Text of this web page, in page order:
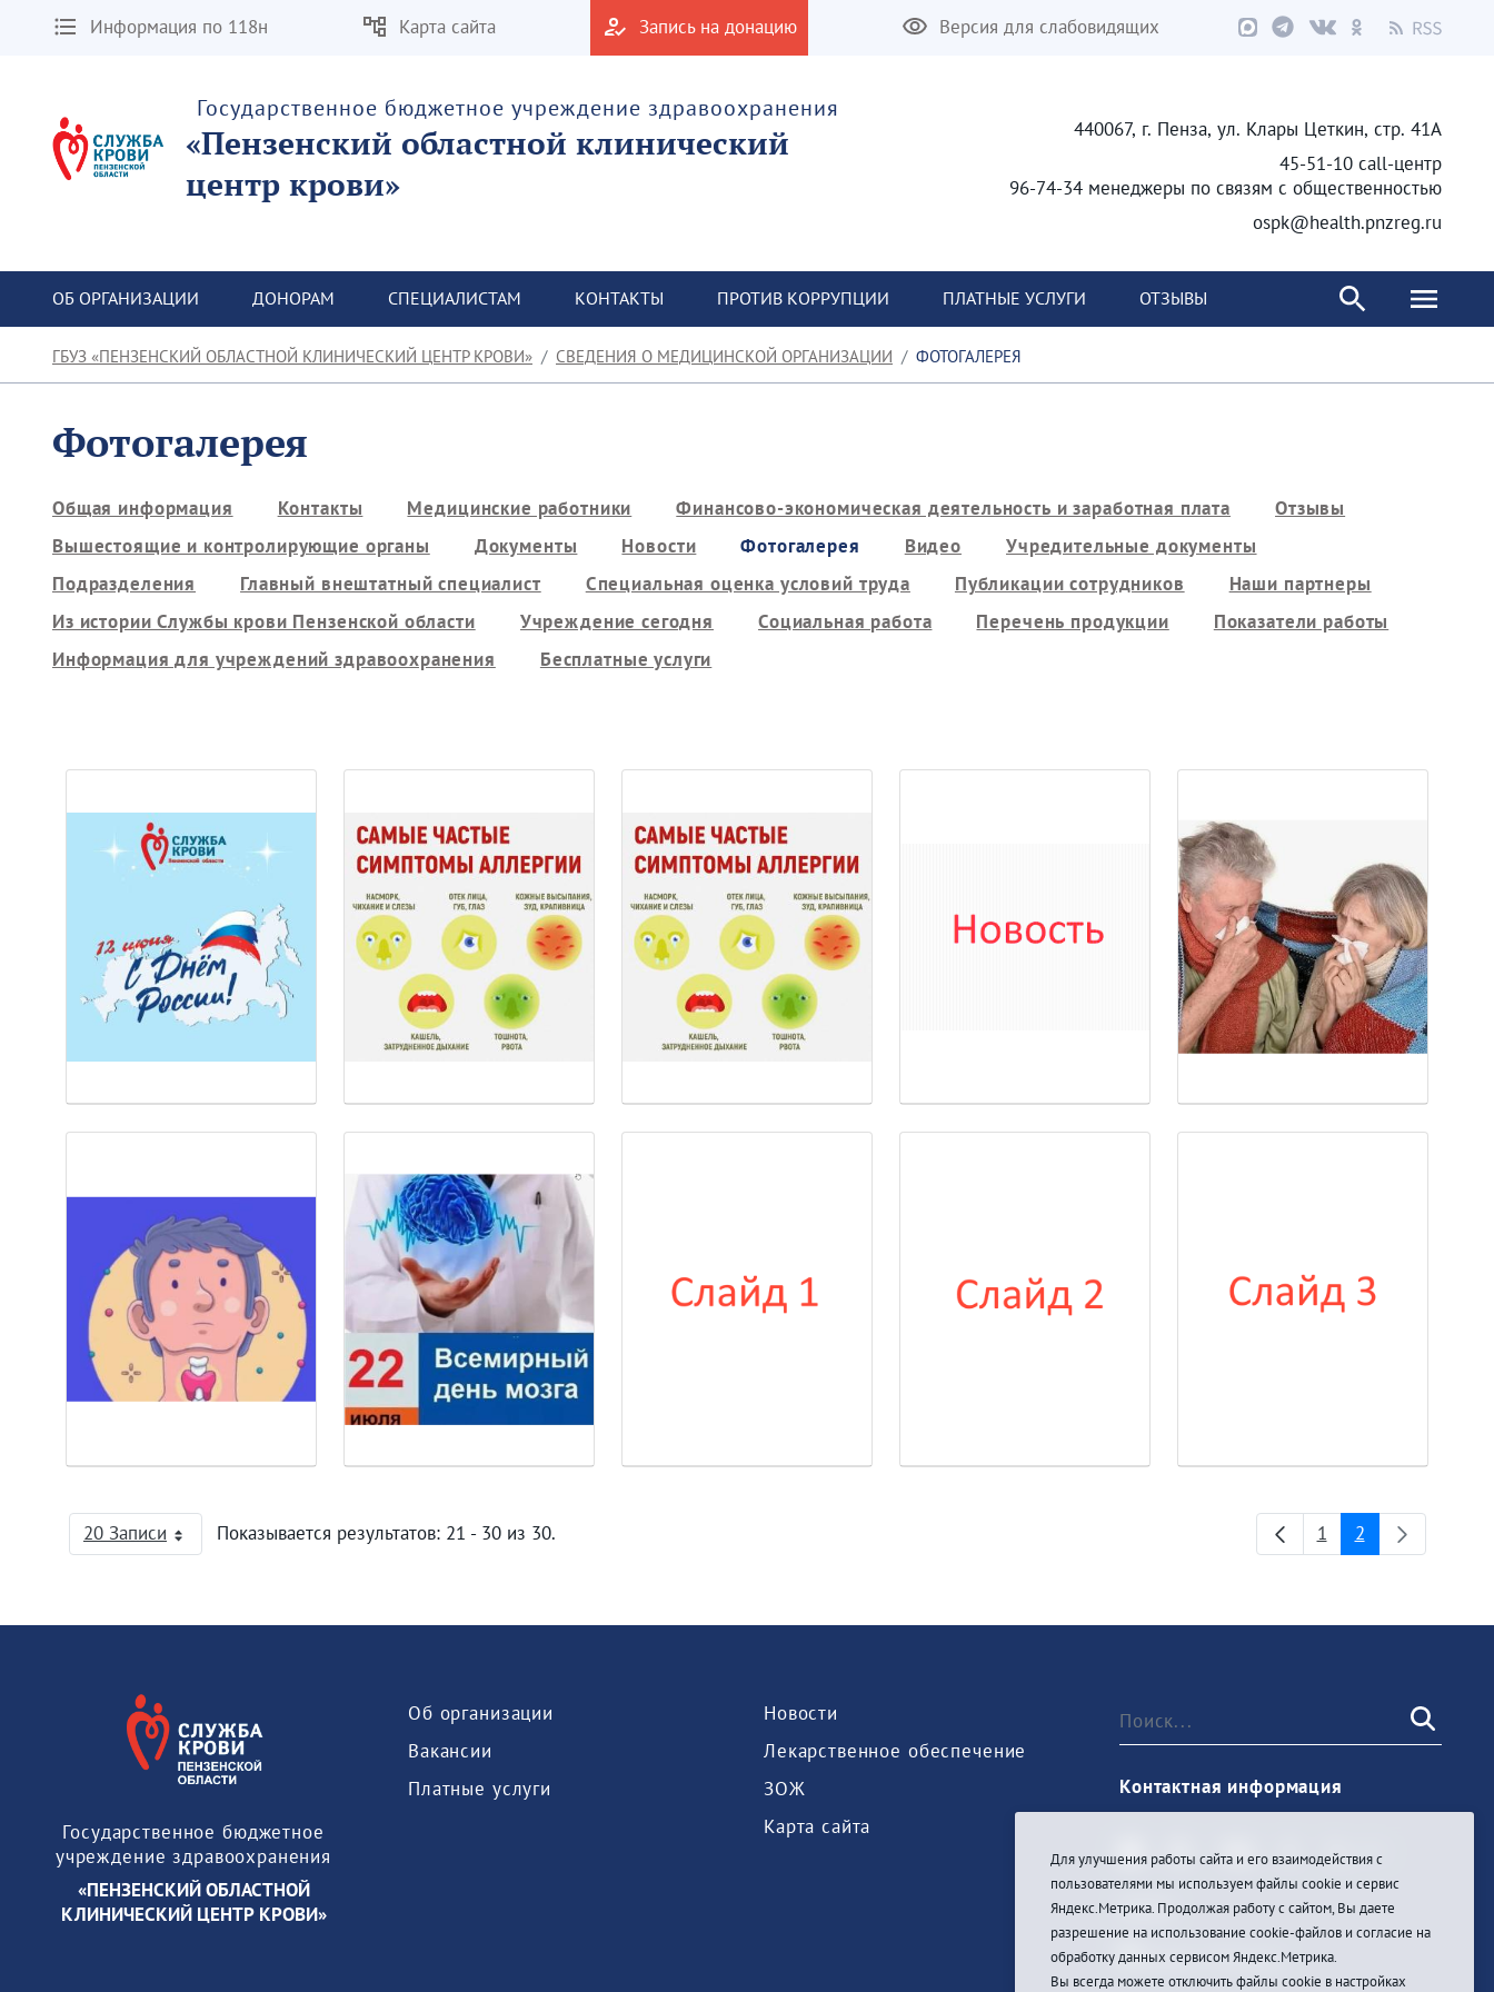
Информация по 118н Карта сайта Запись на донацию Версия для слабовидящих
Государственное бюджетное учреждение здравоохранения
«Пензенский областной клинический
центр крови»
440067, г. Пенза, ул. Клары Цеткин, стр. 41А
45-51-10 call-центр
96-74-34 менеджеры по связям с общественностью
ospk@health.pnzreg.ru
ОБ ОРГАНИЗАЦИИ ДОНОРАМ СПЕЦИАЛИСТАМ КОНТАКТЫ ПРОТИВ КОРРУПЦИИ ПЛАТНЫЕ УСЛУГИ ОТЗЫВЫ
ГБУЗ «ПЕНЗЕНСКИЙ ОБЛАСТНОЙ КЛИНИЧЕСКИЙ ЦЕНТР КРОВИ» СВЕДЕНИЯ О МЕДИЦИНСКОЙ ОРГАНИЗАЦИИ ФОТОГАЛЕРЕЯ
Фотогалерея
Общая информация Контакты Медицинские работники Финансово-экономическая деятельность и заработная плата
Отзывы
Вышестоящие и контролирующие органы
Документы Новости Фотогалерея Видео
Учредительные документы
Подразделения
Главный внештатный специалист Специальная оценка условий труда Публикации сотрудников
Наши партнеры
Из истории Службы крови Пензенской области
Учреждение сегодня Социальная работа Перечень продукции
Показатели работы
Информация для учреждений здравоохранения
Бесплатные услуги
20 ЗаписиНа страницуПоказывается результатов: 21 - 30 из 30. Страница
1 Страница
2
Государственное бюджетное
учреждение здравоохранения
«ПЕНЗЕНСКИЙ ОБЛАСТНОЙ
КЛИНИЧЕСКИЙ ЦЕНТР КРОВИ»
Об организации
Вакансии
Платные услуги
Новости
Лекарственное обеспечение
ЗОЖ
Карта сайта
Контактная информация
Войти
Для улучшения работы сайта и его взаимодействия с
пользователями мы используем файлы cookie и сервис
Яндекс.Метрика. Продолжая работу с сайтом, Вы даете
разрешение на использование cookie-файлов и согласие на
обработку данных сервисом Яндекс.Метрика.
Вы всегда можете отключить файлы cookie в настройках